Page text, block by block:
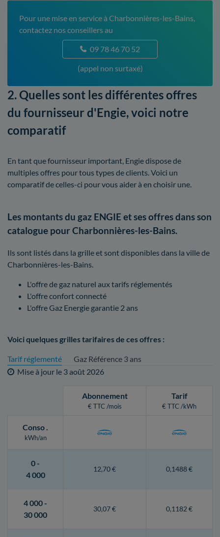
Pour une mise en service à Charbonnières-les-Bains,
contactez nos conseillers au
09 78 46 70 52
(appel non surtaxé)
2. Quelles sont les différentes offres
du fournisseur d'Engie, voici notre
comparatif
En tant que fournisseur important, Engie dispose de
multiples offres pour tous types de clients. Voici un
comparatif de celles-ci pour vous aider à en choisir une.
Les montants du gaz ENGIE et ses offres dans son
catalogue pour Charbonnières-les-Bains.
Ils sont listés dans la grille et sont disponibles dans la ville de
Charbonnières-les-Bains.
L'offre de gaz naturel aux tarifs réglementés
L'offre confort connecté
L'offre Gaz Energie garantie 2 ans
Voici quelques grilles tarifaires de ces offres :
Tarif réglementé
Gaz Référence 3 ans
Mise à jour le 3 août 2026
Abonnement
€ TTC /mois
Tarif
€ TTC /kWh
Conso.
kWh/an
0 -
4 000
12,70 € 0,1488 €
4 000 -
30 000
30,07 € 0,1182 €